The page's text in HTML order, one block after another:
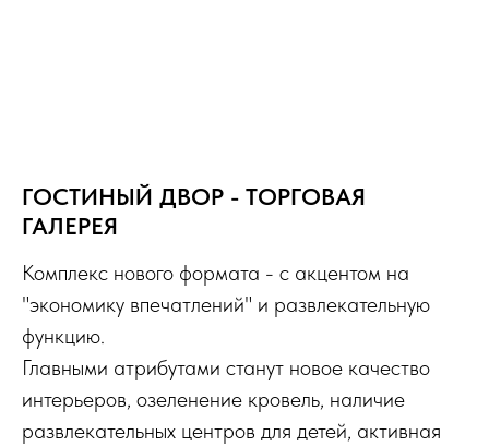
ГОСТИНЫЙ ДВОР - ТОРГОВАЯ
ГАЛЕРЕЯ
Комплекс нового формата - с акцентом на
"экономику впечатлений" и развлекательную
функцию.
Главными атрибутами станут новое качество
интерьеров, озеленение кровель, наличие
развлекательных центров для детей, активная